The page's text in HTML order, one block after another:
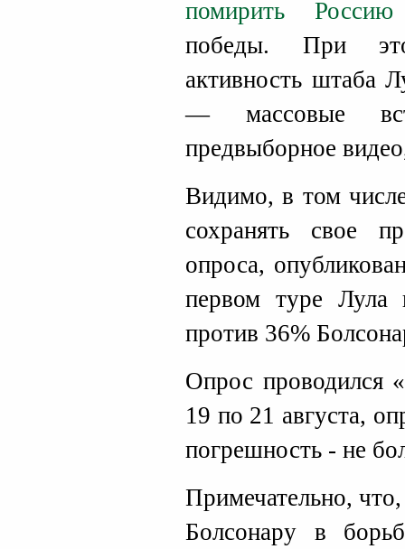
помирить
победы. При
активность штаба
— массовые
предвыборное
Видимо, в том
сохранять свое
опроса,
первом туре Лула
против 36%
Опрос проводился
19 по 21 августа,
погрешность - не
Примечательно, что,
Болсонару в